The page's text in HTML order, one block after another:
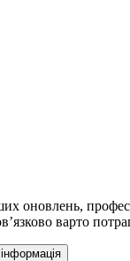
оновлень,
варто